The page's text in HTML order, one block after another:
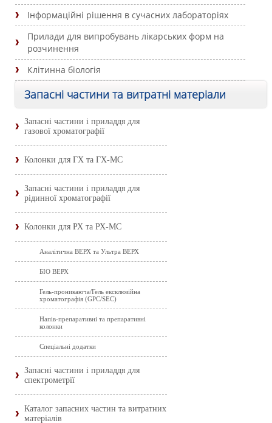
Інформаційні рішення в сучасних лабораторіях
Прилади для випробувань лікарських форм на
розчинення
Клітинна біологія
Запасні частини та витратні матеріали
Запасні частини і приладдя для
газової хроматографії
Колонки для ГХ та ГХ-МС
Запасні частини і приладдя для
рідинної хроматографії
Колонки для РХ та РХ-МС
Аналітична ВЕРХ та Ультра ВЕРХ
БІО ВЕРХ
Гель-проникаюча/Гель ексклюзійна
хроматографія (GPC/SEC)
Напів-препаративні та препаративні
колонки
Спеціальні додатки
Запасні частини і приладдя для
спектрометрії
Каталог запасних частин та витратних
матеріалів